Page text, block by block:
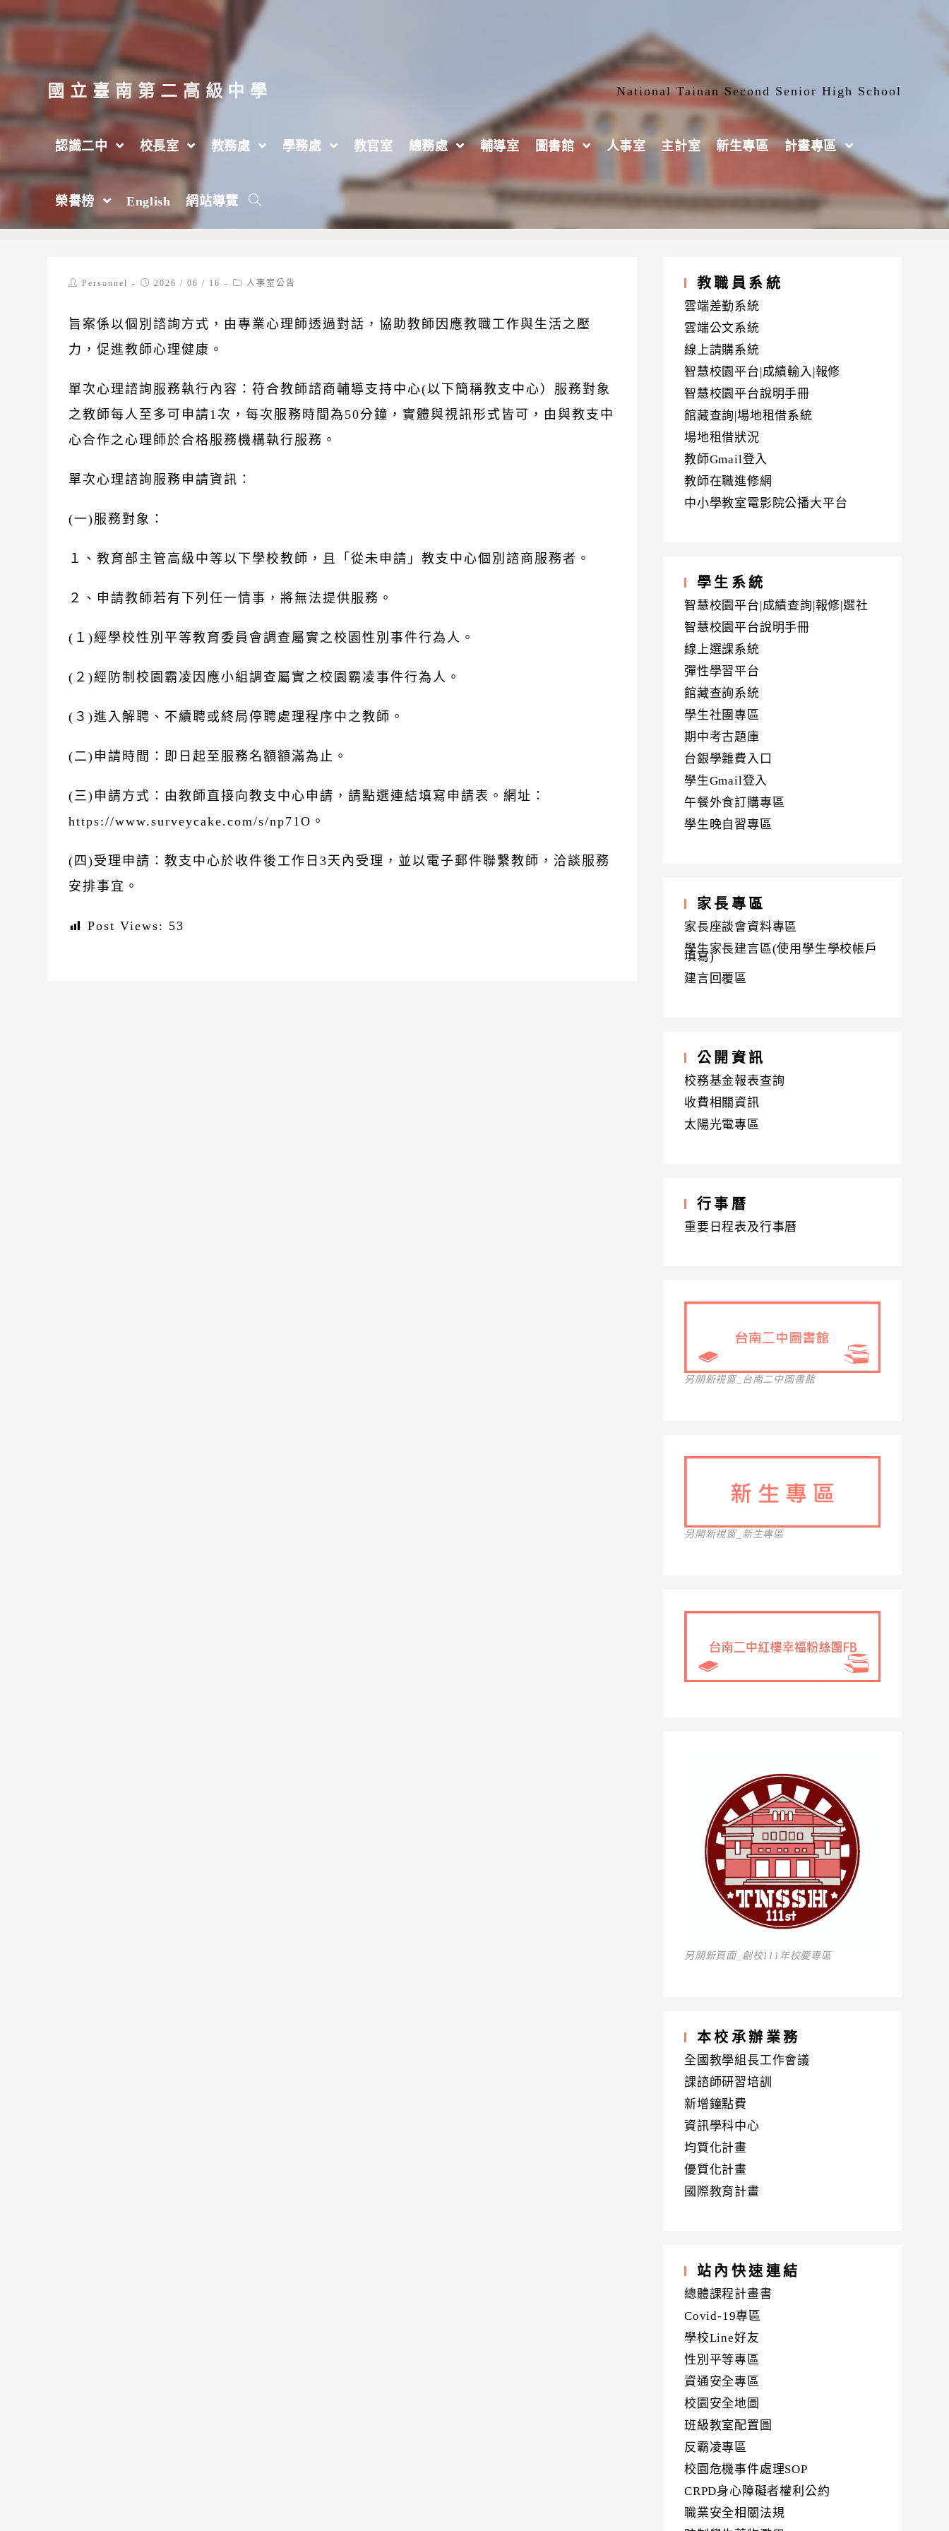
跳
至
要
內
容
國立臺南第二高級中學 National Tainan Second Senior High School
認識二中 校長室 教務處 學務處 教官室 總務處 輔導室 圖書館 人事室 主計室 新生專區 計畫專區
榮譽榜 English 網站導覽
轉知教育部教師諮商輔導支持中心「心聊癒，雲陪伴」單次心理諮詢服務
2026 年 > 6 月 > 16 日
PostPersonnel
Post2026 / 06 / 16
Post人事室公告
旨案係以個別諮詢方式，由專業心理師透過對話，協助教師因應教職工作與生活之壓
力，促進教師心理健康。
單次心理諮詢服務執行內容：符合教師諮商輔導支持中心(以下簡稱教支中心）服務對象
之教師每人至多可申請1次，每次服務時間為50分鐘，實體與視訊形式皆可，由與教支中
心合作之心理師於合格服務機構執行服務。
單次心理諮詢服務申請資訊：
(一)服務對象：
１、教育部主管高級中等以下學校教師，且「從未申請」教支中心個別諮商服務者。
２、申請教師若有下列任一情事，將無法提供服務。
(１)經學校性別平等教育委員會調查屬實之校園性別事件行為人。
(２)經防制校園霸凌因應小組調查屬實之校園霸凌事件行為人。
(３)進入解聘、不續聘或終局停聘處理程序中之教師。
(二)申請時間：即日起至服務名額額滿為止。
(三)申請方式：由教師直接向教支中心申請，請點選連結填寫申請表。網址：
https://www.surveycake.com/s/np71O。
(四)受理申請：教支中心於收件後工作日3天內受理，並以電子郵件聯繫教師，洽談服務
安排事宜。
Post Views: 53
教職員系統
雲端差勤系統
雲端公文系統
線上請購系統
智慧校園平台|成績輸入|報修
智慧校園平台說明手冊
館藏查詢|場地租借系統
場地租借狀況
教師Gmail登入
教師在職進修網
中小學教室電影院公播大平台
學生系統
智慧校園平台|成績查詢|報修|選社
智慧校園平台說明手冊
線上選課系統
彈性學習平台
館藏查詢系統
學生社團專區
期中考古題庫
台銀學雜費入口
學生Gmail登入
午餐外食訂購專區
學生晚自習專區
家長專區
家長座談會資料專區
學生家長建言區(使用學生學校帳戶
填寫)
建言回覆區
公開資訊
校務基金報表查詢
收費相關資訊
太陽光電專區
行事曆
重要日程表及行事曆
另開新視窗_台南二中圖書館
另開新視窗_新生專區
另開新頁面_創校111年校慶專區
本校承辦業務
全國教學組長工作會議
課諮師研習培訓
新增鐘點費
資訊學科中心
均質化計畫
優質化計畫
國際教育計畫
站內快速連結
總體課程計畫書
Covid-19專區
學校Line好友
性別平等專區
資通安全專區
校園安全地圖
班級教室配置圖
反霸凌專區
校園危機事件處理SOP
CRPD身心障礙者權利公約
職業安全相關法規